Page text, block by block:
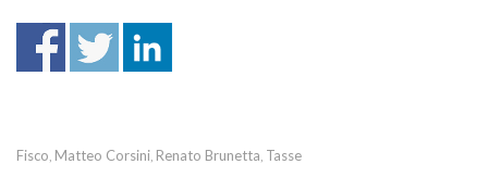
Fisco Matteo Corsini Renato Brunetta Tasse